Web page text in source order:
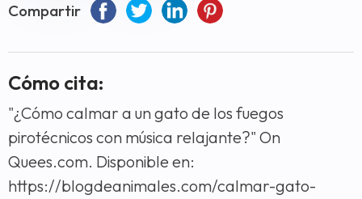
Compartir
Cómo cita:
"¿Cómo calmar a un gato de los fuegos
pirotécnicos con música relajante?" On
Quees.com. Disponible en:
https://blogdeanimales.com/calmar-gato-